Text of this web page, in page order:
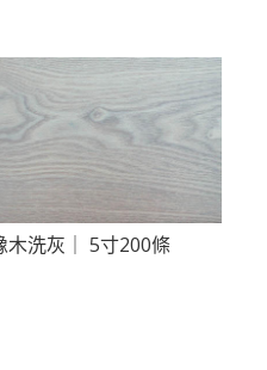
木洗灰｜ 5寸200條